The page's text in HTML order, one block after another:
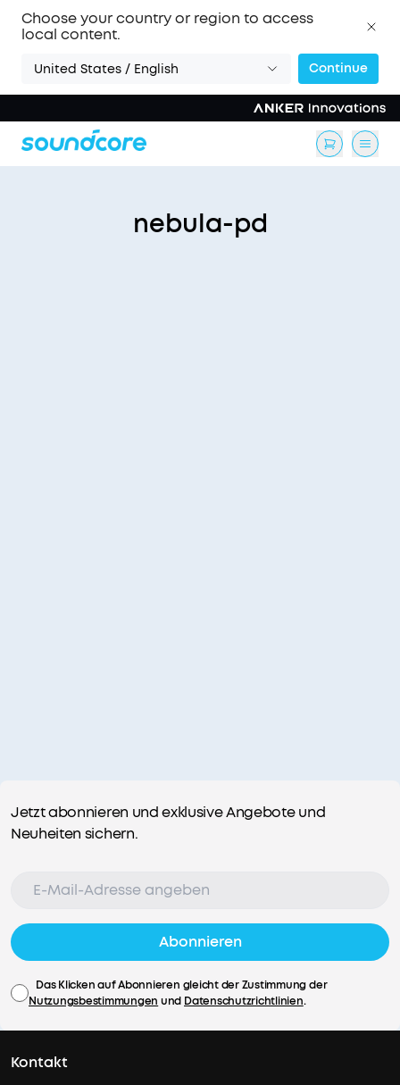
Choose your country or region to access
local content.
United States / English Continue
nebula-pd
Jetzt abonnieren und exklusive Angebote und
Neuheiten sichern.
Abonnieren
Das Klicken auf Abonnieren gleicht der Zustimmung der
Nutzungsbestimmungen und Datenschutzrichtlinien.
Kontakt